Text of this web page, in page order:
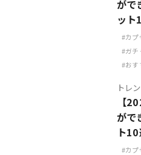
がで
ット
カプ
ガチ
おす
トレ
【
がで
ト10
カプ